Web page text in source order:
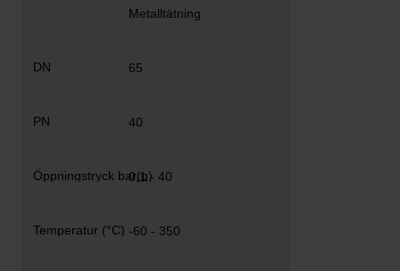
Metalltätning
65
40
0,1 - 40
-60 - 350